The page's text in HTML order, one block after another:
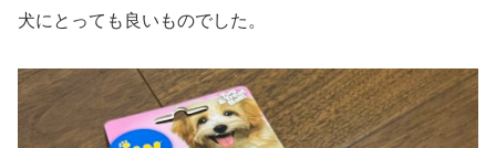
犬にとっても良いものでした。